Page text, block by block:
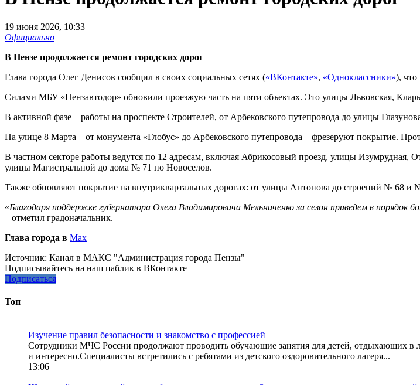
19 июня 2026, 10:33
Официально
В Пензе продолжается ремонт городских дорог
Глава города Олег Денисов сообщил в своих социальных сетях («ВКонтакте», «Одноклассники»), что
Силами МБУ «Пензавтодор» обновили проезжую часть на пяти объектах. Это улицы Львовская,
В активной фазе – работы на проспекте Строителей, от Арбековского путепровода до улицы
На улице 8 Марта – от монумента «Глобус» до Арбековского путепровода – фрезеруют покрытие.
В частном секторе работы ведутся по 12 адресам, включая Абрикосовый проезд, улицы
улицы Магистральной до дома № 71 по Новоселов.
Также обновляют покрытие на внутриквартальных дорогах: от улицы Антонова до строений № 68 и
«Благодаря поддержке губернатора Олега Владимировича Мельниченко за сезон приведем в
– отметил градоначальник.
Глава города в Max
Источник: Канал в МАКС "Администрация города Пензы"
Подписывайтесь на наш паблик в ВКонтакте
Подписаться
Топ
Изучение правил безопасности и знакомство с профессией
Сотрудники МЧС России продолжают проводить обучающие занятия для детей, отдыхающих в
и интересно.Специалисты встретились с ребятами из детского оздоровительного лагеря...
13:06